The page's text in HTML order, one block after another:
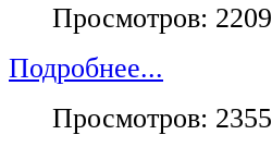
Просмотров: 2209
Подробнее...
Просмотров: 2355